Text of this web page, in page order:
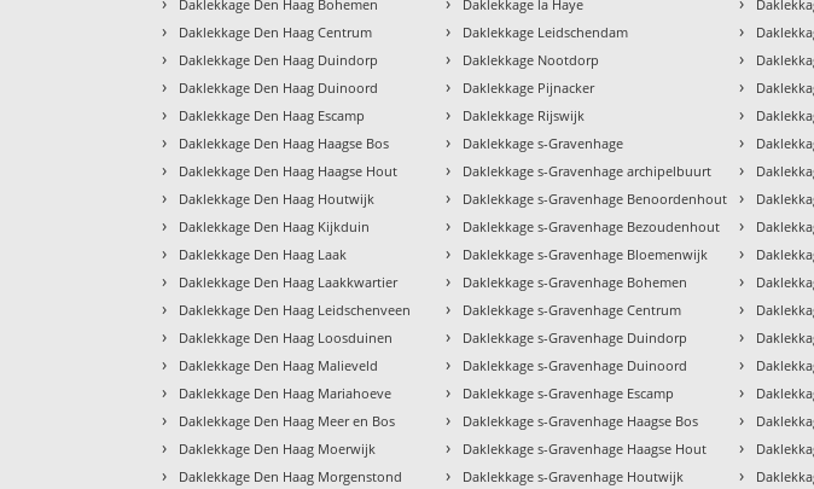
Daklekkage Den Haag Bohemen
› Daklekkage Den Haag Centrum
› Daklekkage Den Haag Duindorp
› Daklekkage Den Haag Duinoord
› Daklekkage Den Haag Escamp
› Daklekkage Den Haag Haagse Bos
› Daklekkage Den Haag Haagse Hout
› Daklekkage Den Haag Houtwijk
› Daklekkage Den Haag Kijkduin
› Daklekkage Den Haag Laak
› Daklekkage Den Haag Laakkwartier
› Daklekkage Den Haag Leidschenveen
› Daklekkage Den Haag Loosduinen
› Daklekkage Den Haag Malieveld
› Daklekkage Den Haag Mariahoeve
› Daklekkage Den Haag Meer en Bos
› Daklekkage Den Haag Moerwijk
› Daklekkage Den Haag Morgenstond
Daklekkage la Haye
› Daklekkage Leidschendam
› Daklekkage Nootdorp
› Daklekkage Pijnacker
› Daklekkage Rijswijk
› Daklekkage s-Gravenhage
› Daklekkage s-Gravenhage archipelbuurt
› Daklekkage s-Gravenhage Benoordenhout
› Daklekkage s-Gravenhage Bezoudenhout
› Daklekkage s-Gravenhage Bloemenwijk
› Daklekkage s-Gravenhage Bohemen
› Daklekkage s-Gravenhage Centrum
› Daklekkage s-Gravenhage Duindorp
› Daklekkage s-Gravenhage Duinoord
› Daklekkage s-Gravenhage Escamp
› Daklekkage s-Gravenhage Haagse Bos
› Daklekkage s-Gravenhage Haagse Hout
› Daklekkage s-Gravenhage Houtwijk
›
›
›
›
›
›
›
›
›
›
›
›
›
›
›
›
›